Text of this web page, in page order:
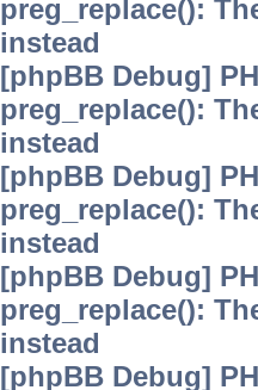
preg_replace():
instead
[phpBB Debug]
preg_replace():
instead
[phpBB Debug]
preg_replace():
instead
[phpBB Debug]
preg_replace():
instead
[phpBB Debug]